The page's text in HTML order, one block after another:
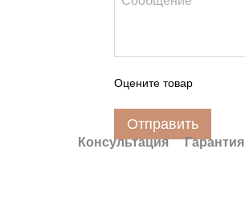
Оцените товар
Отправить
Консультация Гарантия